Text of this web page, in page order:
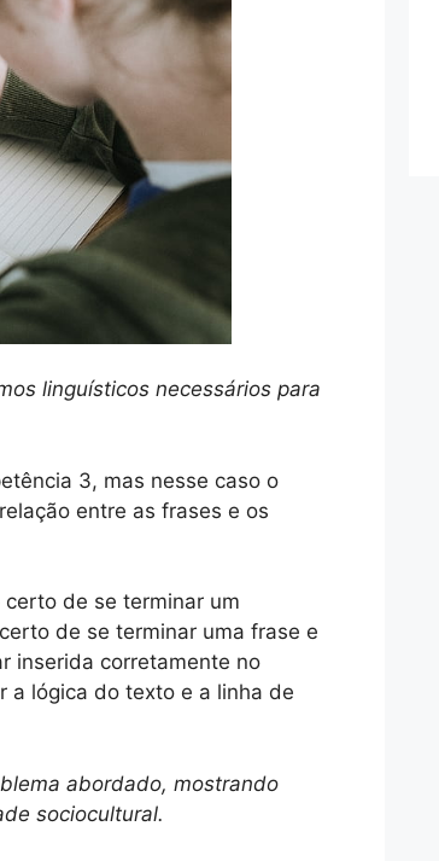
linguísticos necessários para
3, mas nesse caso o
entre as frases e os
de se terminar um
de se terminar uma frase e
inserida corretamente no
a lógica do texto e a linha de
abordado, mostrando
sociocultural.